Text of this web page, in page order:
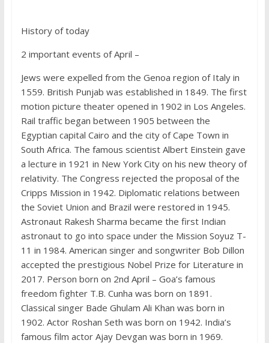
History of today
2 important events of April –
Jews were expelled from the Genoa region of Italy in
1559. British Punjab was established in 1849. The first
motion picture theater opened in 1902 in Los Angeles.
Rail traffic began between 1905 between the
Egyptian capital Cairo and the city of Cape Town in
South Africa. The famous scientist Albert Einstein gave
a lecture in 1921 in New York City on his new theory of
relativity. The Congress rejected the proposal of the
Cripps Mission in 1942. Diplomatic relations between
the Soviet Union and Brazil were restored in 1945.
Astronaut Rakesh Sharma became the first Indian
astronaut to go into space under the Mission Soyuz T-
11 in 1984. American singer and songwriter Bob Dillon
accepted the prestigious Nobel Prize for Literature in
2017. Person born on 2nd April – Goa’s famous
freedom fighter T.B. Cunha was born on 1891.
Classical singer Bade Ghulam Ali Khan was born in
1902. Actor Roshan Seth was born on 1942. India’s
famous film actor Ajay Devgan was born in 1969.